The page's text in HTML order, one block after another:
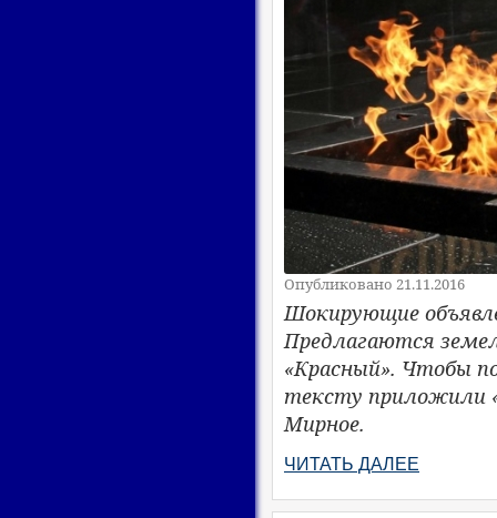
Опубликовано 21.11.2016
Шокирующие
Предлагаются
«Красный». Чтобы
тексту приложили
Мирное.
ЧИТАТЬ ДАЛЕЕ